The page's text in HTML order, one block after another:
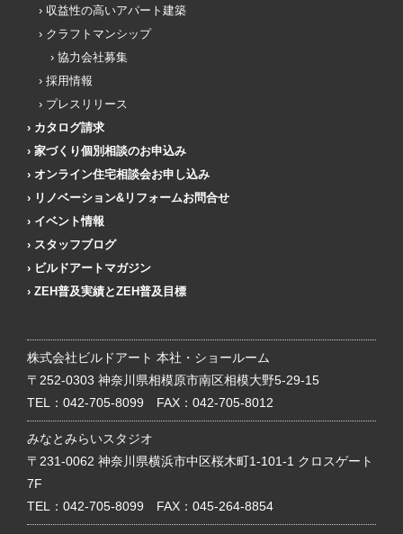
収益性の高いアパート建築
クラフトマンシップ
協力会社募集
採用情報
プレスリリース
カタログ請求
家づくり個別相談のお申込み
オンライン住宅相談会お申し込み
リノベーション&リフォームお問合せ
イベント情報
スタッフブログ
ビルドアートマガジン
ZEH普及実績とZEH普及目標
株式会社ビルドアート 本社・ショールーム
〒252-0303 神奈川県相模原市南区相模大野5-29-15
TEL： 042-705-8099 FAX：042-705-8012
みなとみらいスタジオ
〒231-0062 神奈川県横浜市中区桜木町1-101-1 クロスゲート
7F
TEL： 042-705-8099 FAX：045-264-8854